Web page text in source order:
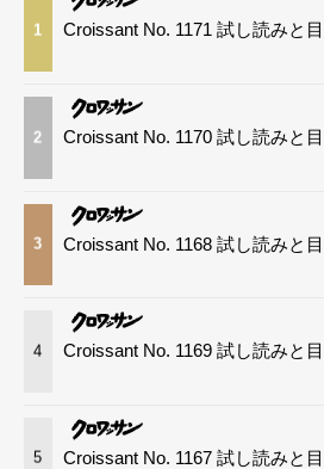
1 Croissant No. 1171 試し読みと
2 Croissant No. 1170 試し読みと
3 Croissant No. 1168 試し読みと
4 Croissant No. 1169 試し読みと
5 Croissant No. 1167 試し読みと